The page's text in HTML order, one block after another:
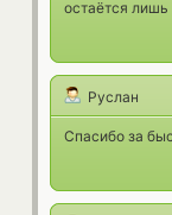
остаётся
Руслан
Спасибо за